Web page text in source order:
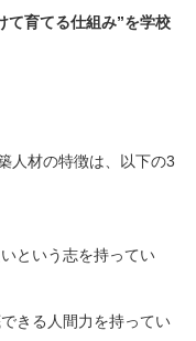
て育てる仕組み”を学校
人材の特徴は、以下の3
という志を持ってい
きる人間力を持ってい